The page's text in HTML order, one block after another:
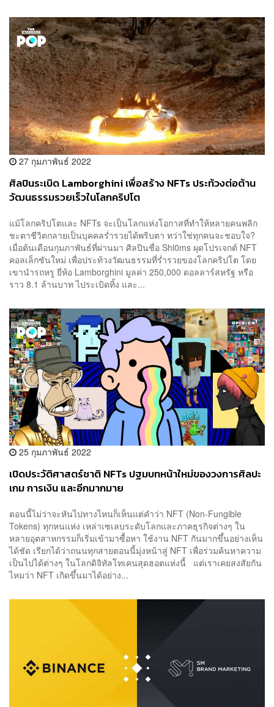
27 กุมภาพันธ์ 2022
ศิลปินระเบิด Lamborghini เพื่อสร้าง NFTs ประท้วงต่อต้าน
วัฒนธรรมรวยเร็วในโลกคริปโต
แม้โลกคริปโตและ NFTs จะเป็นโลกแห่งโอกาสที่ทำให้หลายคนพลิก
ชะตาชีวิตกลายเป็นบุคคลร่ำรวยได้พริบตา ทว่าใช่ทุกคนจะชอบใจ?
เมื่อต้นเดือนกุมภาพันธ์ที่ผ่านมา ศิลปินชื่อ Shl0ms ผุดโปรเจกต์ NFT
คอลเล็กชันใหม่ เพื่อประท้วงวัฒนธรรมที่ร่ำรวยของโลกคริปโต โดย
เขานำรถหรู ยี่ห้อ Lamborghini มูลค่า 250,000 ดอลลาร์สหรัฐ หรือ
ราว 8.1 ล้านบาท ไประเบิดทิ้ง และ...
25 กุมภาพันธ์ 2022
เปิดประวัติศาสตร์ชาติ NFTs ปฐมบทหน้าใหม่ของวงการศิลปะ
เกม การเงิน และอีกมากมาย
ตอนนี้ไม่ว่าจะหันไปทางไหนก็เห็นแต่คำว่า NFT (Non-Fungible
Tokens) ทุกหนแห่ง เหล่าเซเลบระดับโลกและภาคธุรกิจต่างๆ ใน
หลายอุตสาหกรรมก็เริ่มเข้ามาซื้อหา ใช้งาน NFT กันมากขึ้นอย่างเห็น
ได้ชัด เรียกได้ว่าถนนทุกสายตอนนี้มุ่งหน้าสู่ NFT เพื่อร่วมค้นหาความ
เป็นไปได้ต่างๆ ในโลกดิจิทัลโทเคนสุดฮอตแห่งนี้ แต่เราเคยสงสัยกัน
ไหมว่า NFT เกิดขึ้นมาได้อย่าง...